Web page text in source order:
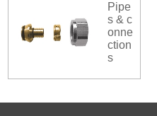
Pipe
s & c
onne
ction
s